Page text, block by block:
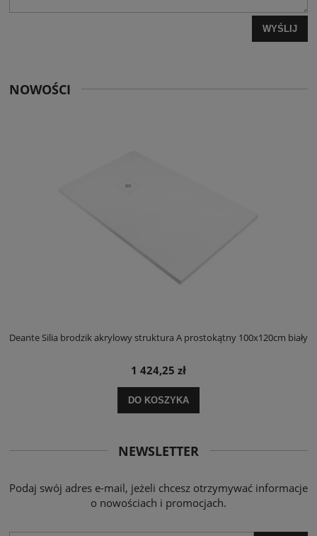
WYŚLIJ
NOWOŚCI
Deante Silia brodzik akrylowy struktura A prostokątny 100x120cm biały
1 424,25 zł
DO KOSZYKA
NEWSLETTER
Podaj swój adres e-mail, jeżeli chcesz otrzymywać informacje
o nowościach i promocjach.